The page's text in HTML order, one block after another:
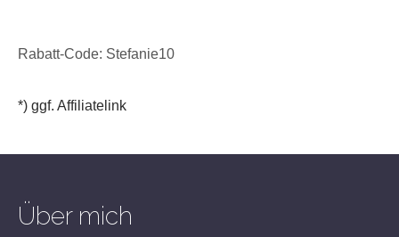
Rabatt-Code: Stefanie10
*) ggf. Affiliatelink
Über mich